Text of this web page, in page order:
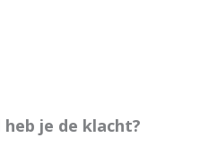
je de klacht?